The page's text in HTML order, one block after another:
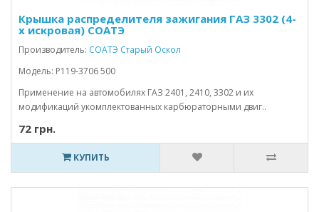
Крышка распределителя зажигания ГАЗ 3302 (4-
х искровая) СОАТЭ
Производитель: СОАТЭ Старый Оскол
Модель: Р119-3706 500
Применение на автомобилях ГАЗ 2401, 2410, 3302 и их
модификаций укомплектованных карбюраторными двиг..
72 грн.
КУПИТЬ